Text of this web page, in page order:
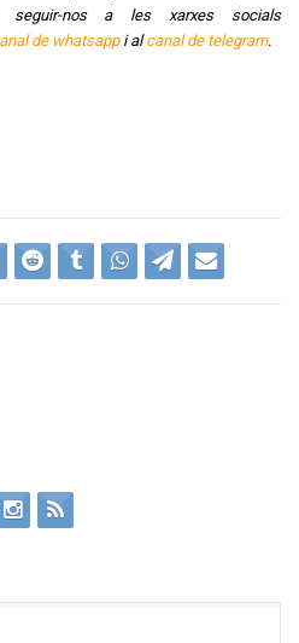
nos a les xarxes socials
de whatsappi alcanal de telegram.